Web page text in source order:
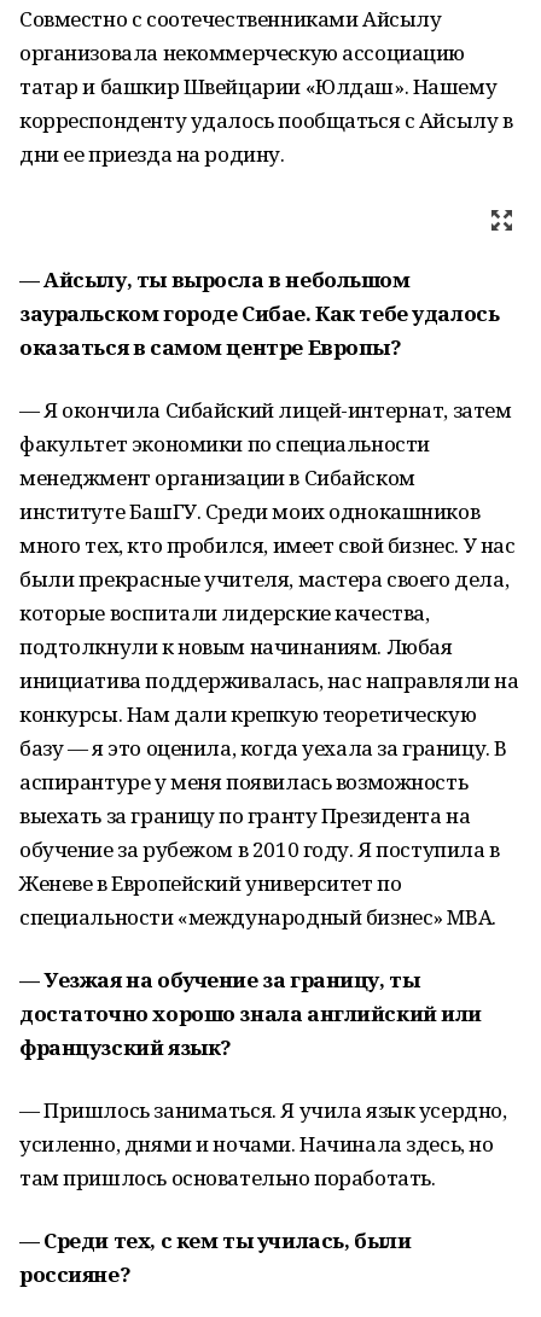
Совместно с соотечественниками Айсылу
организовала некоммерческую ассоциацию
татар и башкир Швейцарии «Юлдаш». Нашему
корреспонденту удалось пообщаться с Айсылу в
дни ее приезда на родину.
— Айсылу, ты выросла в небольшом
зауральском городе Сибае. Как тебе удалось
оказаться в самом центре Европы?
— Я окончила Сибайский лицей-интернат, затем
факультет экономики по специальности
менеджмент организации в Сибайском
институте БашГУ. Среди моих однокашников
много тех, кто пробился, имеет свой бизнес. У нас
были прекрасные учителя, мастера своего дела,
которые воспитали лидерские качества,
подтолкнули к новым начинаниям. Любая
инициатива поддерживалась, нас направляли на
конкурсы. Нам дали крепкую теоретическую
базу — я это оценила, когда уехала за границу. В
аспирантуре у меня появилась возможность
выехать за границу по гранту Президента на
обучение за рубежом в 2010 году. Я поступила в
Женеве в Европейский университет по
специальности «международный бизнес» MBA.
— Уезжая на обучение за границу, ты
достаточно хорошо знала английский или
французский язык?
— Пришлось заниматься. Я учила язык усердно,
усиленно, днями и ночами. Начинала здесь, но
там пришлось основательно поработать.
— Среди тех, с кем ты училась, были
россияне?